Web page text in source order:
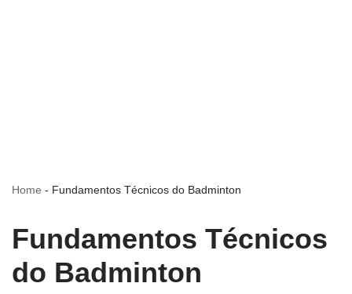
Home - Fundamentos Técnicos do Badminton
Fundamentos Técnicos
do Badminton